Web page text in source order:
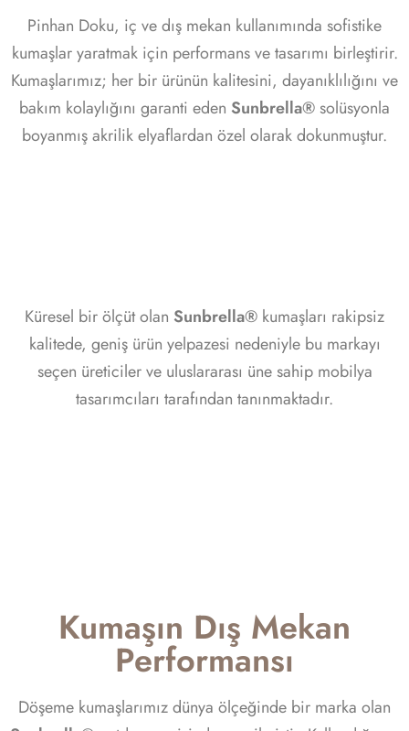
Pinhan Doku, iç ve dış mekan kullanımında sofistike
kumaşlar yaratmak için performans ve tasarımı birleştirir.
Kumaşlarımız; her bir ürünün kalitesini, dayanıklılığını ve
bakım kolaylığını garanti eden Sunbrella®solüsyonla
boyanmış akrilik elyaflardan özel olarak dokunmuştur.
Küresel bir ölçüt olan Sunbrella® kumaşları rakipsiz
kalitede, geniş ürün yelpazesi nedeniyle bu markayı
seçen üreticiler ve uluslararası üne sahip mobilya
tasarımcıları tarafından tanınmaktadır.
Kumaşın Dış Mekan
Performansı
Döşeme kumaşlarımız dünya ölçeğinde bir marka olan